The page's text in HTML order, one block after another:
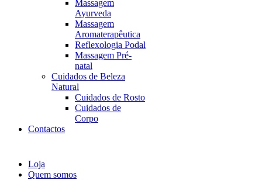
Massagem
Ayurveda
Massagem
Aromaterapêutica
Reflexologia Podal
Massagem Pré-
natal
Cuidados de Beleza
Natural
Cuidados de Rosto
Cuidados de
Corpo
Contactos
Loja
Quem somos